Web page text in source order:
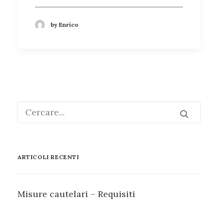
by Enrico
ARTICOLI RECENTI
Misure cautelari – Requisiti